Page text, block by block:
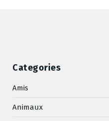
Categories
Amis
Animaux